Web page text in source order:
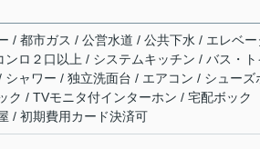
/ 都市ガス / 公営水道 / 公共下水 / エレベー
ロ２口以上 / システムキッチン / バス・ト
ャワー / 独立洗面台 / エアコン / シューズ
ク / TVモニタ付インターホン / 宅配ボック
/ 初期費用カード決済可